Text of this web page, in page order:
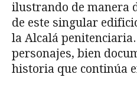
ilustrando de manera
de este singular
la Alcalá
personajes, bien
historia que continúa